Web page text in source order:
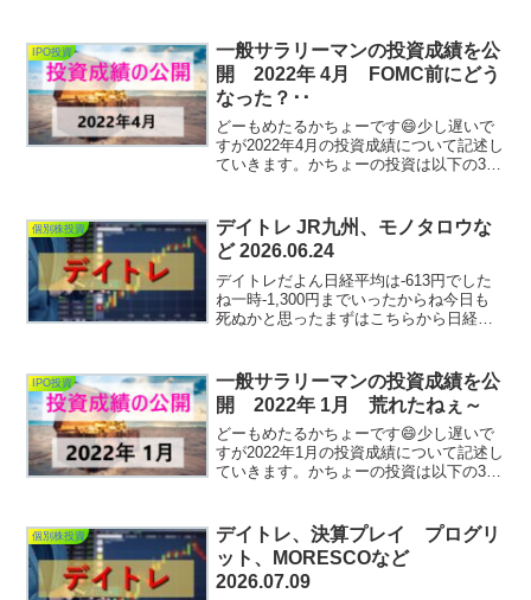
日経相場は中々軟調な展開でしたが、果
たして...
IPO投資
一般サラリーマンの投資成績を公
開 2022年 4月 FOMC前にどう
なった？･･
どーもめたるかちょーです😄少し遅いで
すが2022年4月の投資成績について記述し
ていきます。かちょーの投資は以下の3本
資この3カテゴリーについて、投資成績を
公開していき...
個別株投資
デイトレ JR九州、モノタロウな
ど 2026.06.24
デイトレだよん日経平均は-613円でした
ね一時-1,300円までいったからね今日も
死ぬかと思ったまずはこちらから日経レ
円Screenshot東...
IPO投資
一般サラリーマンの投資成績を公
開 2022年 1月 荒れたねぇ～
どーもめたるかちょーです😄少し遅いで
すが2022年1月の投資成績について記述し
ていきます。かちょーの投資は以下の3本
資この3カテゴリーについて、投資成績を
公開していき...
個別株投資
デイトレ、決算プレイ プログリ
ット、MORESCOなど
2026.07.09